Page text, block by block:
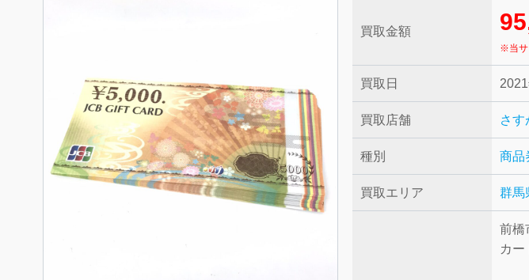
買取金額
※当サ
買取日
買取店舗 さす
種別 商品
買取エリア 群馬
前橋
カー